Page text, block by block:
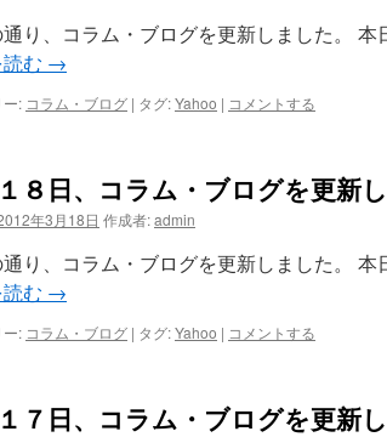
り、コラム・ブログを更新しました。
む →
ー: コラム・ブログ | タグ:Yahoo | コメントする
８日、コラム・ブログを更新
年3月18日 作成者:admin
り、コラム・ブログを更新しました。
む →
ー: コラム・ブログ | タグ:Yahoo | コメントする
７日、コラム・ブログを更新